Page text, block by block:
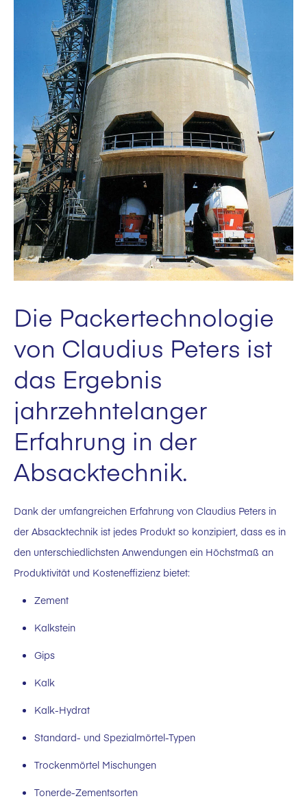
Die Packertechnologie
von Claudius Peters ist
das Ergebnis
jahrzehntelanger
Erfahrung in der
Absacktechnik.
Dank der umfangreichen Erfahrung von Claudius Peters in
der Absacktechnik ist jedes Produkt so konzipiert, dass es in
den unterschiedlichsten Anwendungen ein Höchstmaß an
Produktivität und Kosteneffizienz bietet:
Zement
Kalkstein
Gips
Kalk
Kalk-Hydrat
Standard- und Spezialmörtel-Typen
Trockenmörtel Mischungen
Tonerde-Zementsorten